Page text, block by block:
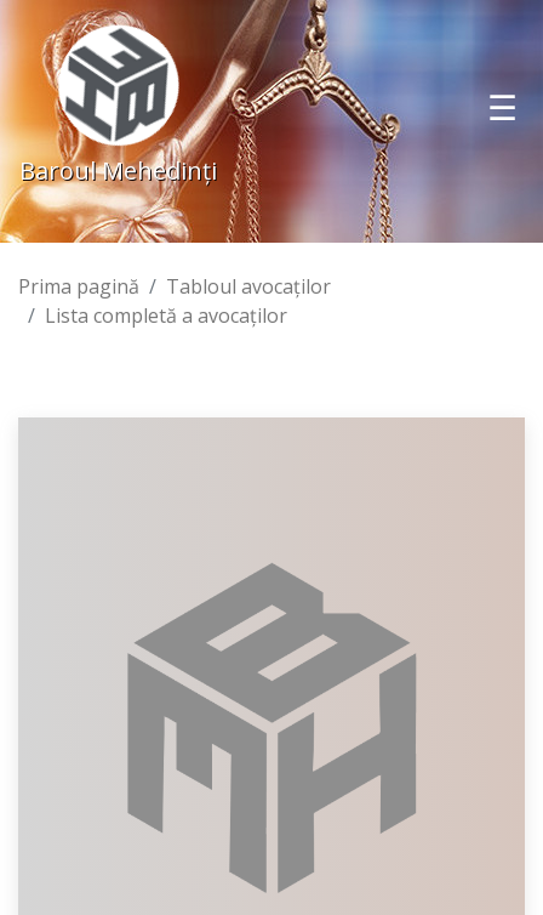
Baroul Mehedinţi
Prima pagină
Tabloul avocaţilor
Lista completă a avocaţilor